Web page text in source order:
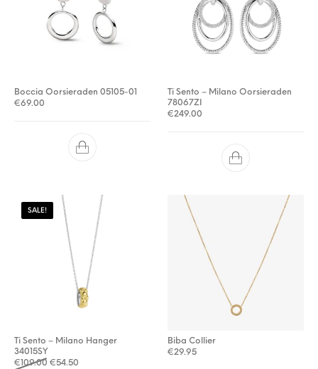
Boccia Oorsieraden 05105-01
€69.00
Ti Sento – Milano Oorsieraden
78067ZI
€249.00
SALE!
Ti Sento – Milano Hanger
34015SY
€ 109.00 Oorspronkelijke prijs was: €109.00.
€54.50
Biba Collier
€29.95